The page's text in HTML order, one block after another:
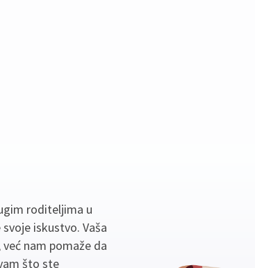
roditeljima u
iskustvo. Vaša
nam pomaže da
što ste